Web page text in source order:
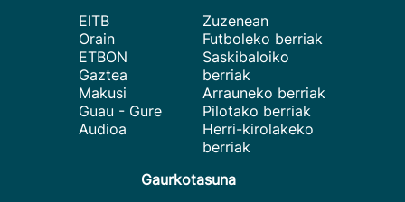
EITB
Orain
ETBON
Gaztea
Makusi
Guau - Gure
Audioa
Zuzenean
Futboleko berriak
Saskibaloiko
berriak
Arrauneko berriak
Pilotako berriak
Herri-kirolakeko
berriak
Gaurkotasuna